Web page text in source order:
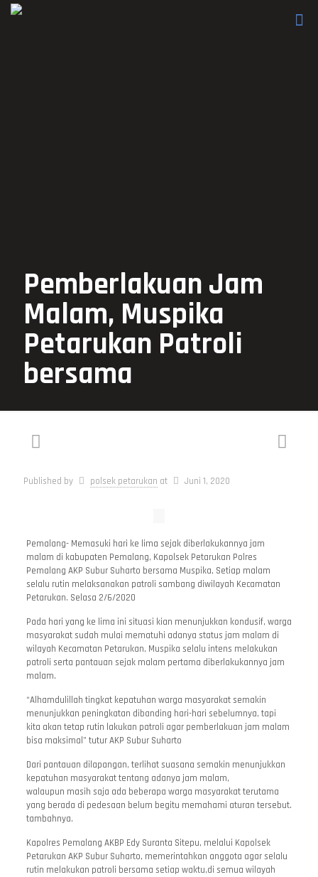
Pemberlakuan Jam
Malam, Muspika
Petarukan Patroli
bersama
Published by polsek petarukan at Juni 1, 2020
Pemalang- Memasuki hari ke lima sejak diberlakukannya jam
malam di kabupaten Pemalang, Kapolsek Petarukan Polres
Pemalang AKP Subur Suharto bersama Muspika, Setiap malam
selalu rutin melaksanakan patroli sambang diwilayah Kecamatan
Petarukan. Selasa 2/6/2020
Pada hari yang ke lima ini situasi kian menunjukkan kondusif, warga
masyarakat sudah mulai mematuhi adanya status jam malam di
wilayah Kecamatan Petarukan, Muspika selalu intens melakukan
patroli serta pantauan sejak malam pertama diberlakukannya jam
malam.
“Alhamdulillah tingkat kepatuhan warga masyarakat semakin
menunjukkan peningkatan dibanding hari-hari sebelumnya, tapi
kita akan tetap rutin lakukan patroli agar pemberlakuan jam malam
bisa maksimal” tutur AKP Subur Suharto
Dari pantauan dilapangan, terlihat suasana semakin menunjukkan
kepatuhan masyarakat tentang adanya jam malam,
walaupun masih saja ada beberapa warga masyarakat terutama
yang berada di pedesaan belum begitu memahami aturan tersebut.
tambahnya.
Kapolres Pemalang AKBP Edy Suranta Sitepu, melalui Kapolsek
Petarukan AKP Subur Suharto, memerintahkan anggota agar selalu
rutin melakukan patroli bersama setiap waktu,di semua wilayah